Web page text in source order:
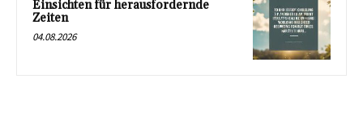
Einsichten für herausfordernde
Zeiten
04.08.2026